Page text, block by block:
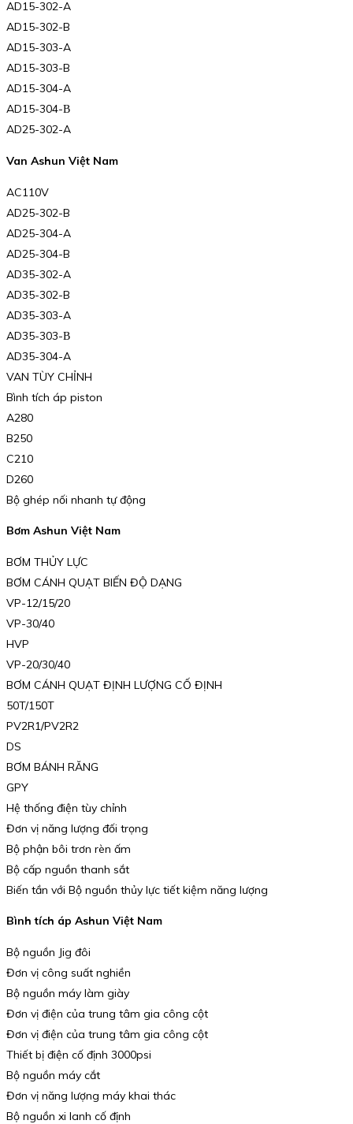
AD15-302-A
AD15-302-B
AD15-303-A
AD15-303-B
AD15-304-A
AD15-304-В
AD25-302-A
Van Ashun Việt Nam
AC110V
AD25-302-B
AD25-304-A
AD25-304-B
AD35-302-A
AD35-302-B
AD35-303-A
AD35-303-В
AD35-304-A
VAN TÙY CHỈNH
Bình tích áp piston
A280
B250
C210
D260
Bộ ghép nối nhanh tự động
Bơm Ashun Việt Nam
BƠM THỦY LỰC
BƠM CÁNH QUẠT BIẾN ĐỘ DẠNG
VP-12/15/20
VP-30/40
HVP
VP-20/30/40
BƠM CÁNH QUẠT ĐỊNH LƯỢNG CỐ ĐỊNH
50T/150T
PV2R1/PV2R2
DS
BƠM BÁNH RĂNG
GPY
Hệ thống điện tùy chỉnh
Đơn vị năng lượng đối trọng
Bộ phận bôi trơn rèn ấm
Bộ cấp nguồn thanh sắt
Biến tần với Bộ nguồn thủy lực tiết kiệm năng lượng
Bình tích áp Ashun Việt Nam
Bộ nguồn Jig đôi
Đơn vị công suất nghiền
Bộ nguồn máy làm giày
Đơn vị điện của trung tâm gia công cột
Đơn vị điện của trung tâm gia công cột
Thiết bị điện cố định 3000psi
Bộ nguồn máy cắt
Đơn vị năng lượng máy khai thác
Bộ nguồn xi lanh cố định